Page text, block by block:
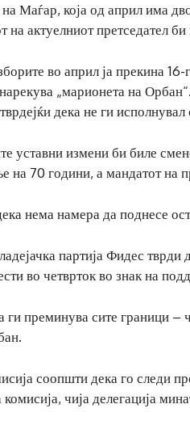
Маѓар, која од април има
на актуелниот претседател
во април ја прекина
„марионета на
дека не ги
уставни измени би биле
на 70 години, а мандатот на
нема намера да поднесе
партија Фидес тврди
во четврток во знак на
ги преминува сите граници
соопшти дека го следи
чија делегација